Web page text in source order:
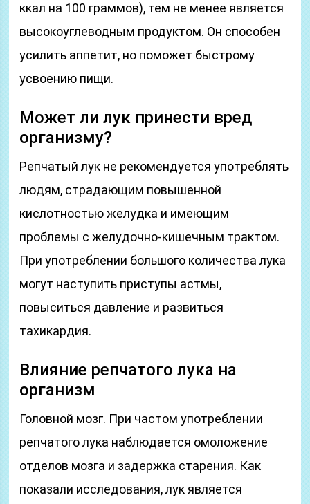
ккал на 100 граммов), тем не менее является
высокоуглеводным продуктом. Он способен
усилить аппетит, но поможет быстрому
усвоению пищи.
Может ли лук принести вред
организму?
Репчатый лук не рекомендуется употреблять
людям, страдающим повышенной
кислотностью желудка и имеющим
проблемы с желудочно-кишечным трактом.
При употреблении большого количества лука
могут наступить приступы астмы,
повыситься давление и развиться
тахикардия.
Влияние репчатого лука на
организм
Головной мозг. При частом употреблении
репчатого лука наблюдается омоложение
отделов мозга и задержка старения. Как
показали исследования, лук является